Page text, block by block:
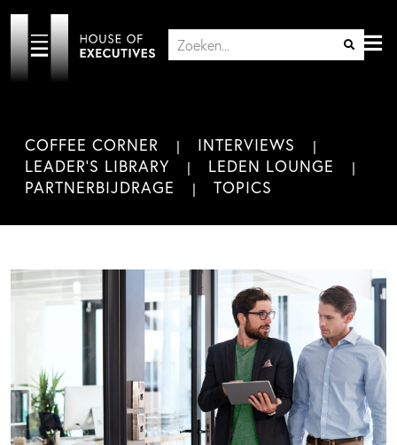
COFFEE CORNER
INTERVIEWS
LEADER'S LIBRARY
LEDEN LOUNGE
PARTNERBIJDRAGE
TOPICS